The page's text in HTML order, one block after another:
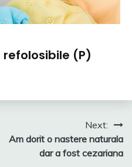
(P)
Next:
Am dorit o nastere naturala
dar a fost cezariana